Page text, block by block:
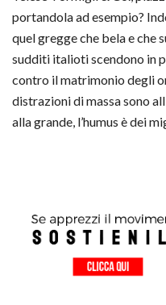
portandola ad esempio?
quel gregge che bela e che
sudditi italioti scendono in
contro il matrimonio degli
distrazioni di massasono
alla grande, l’humus è dei